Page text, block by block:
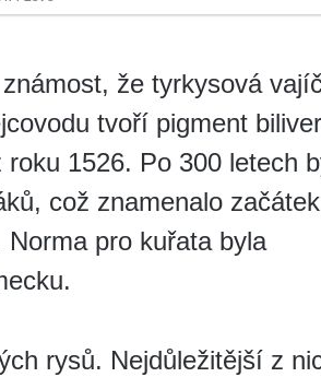
že tyrkysová
tvoří pigment
1526. Po 300 letech
což znamenalo začátek
pro kuřata byla
rysů. Nejdůležitější z